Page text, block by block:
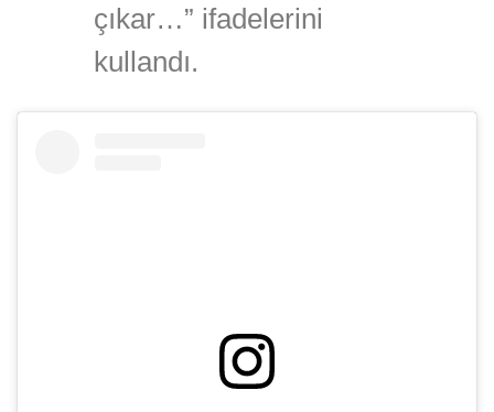
çıkar…” ifadelerini
kullandı.